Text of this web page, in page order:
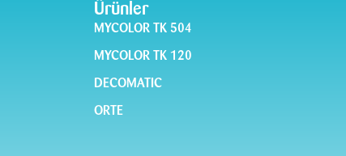
Ürünler
MYCOLOR TK 504
MYCOLOR TK 120
DECOMATIC
ORTE